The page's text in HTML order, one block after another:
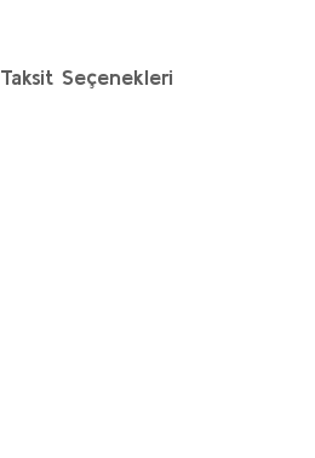
Taksit Seçenekleri